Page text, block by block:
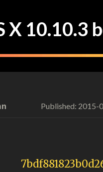
X 10.10.3
Published: 2015-